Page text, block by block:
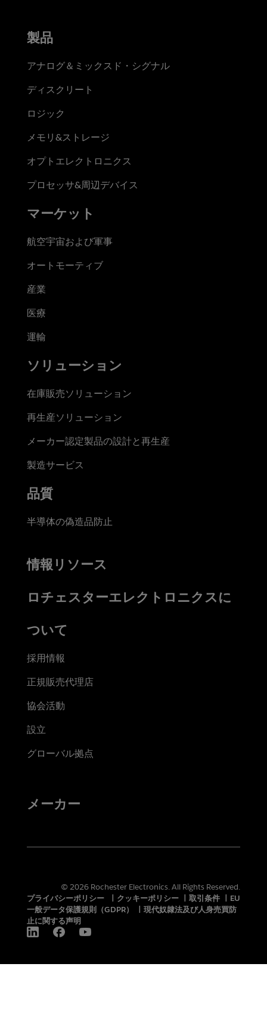
製品
アナログ＆ミックスド・シグナル
ディスクリート
ロジック
メモリ&ストレージ
オプトエレクトロニクス
プロセッサ&周辺デバイス
マーケット
航空宇宙および軍事
オートモーティブ
産業
医療
運輸
ソリューション
在庫販売ソリューション
再生産ソリューション
メーカー認定製品の設計と再生産
製造サービス
品質
半導体の偽造品防止
情報リソース
ロチェスターエレクトロニクスに
ついて
採用情報
正規販売代理店
協会活動
設立
グローバル拠点
メーカー
© 2026 Rochester Electronics. All Rights Reserved.
プライバシーポリシー
クッキーポリシー 取引条件
EU
一般データ保護規則（GDPR）
現代奴隷法及び人身売買防
止に関する声明